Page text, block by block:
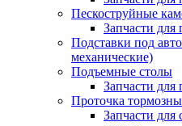
Пескоструйные
Запчасти для
Подставки под
механические)
Подъемные столы
Запчасти для
Проточка
Запчасти для